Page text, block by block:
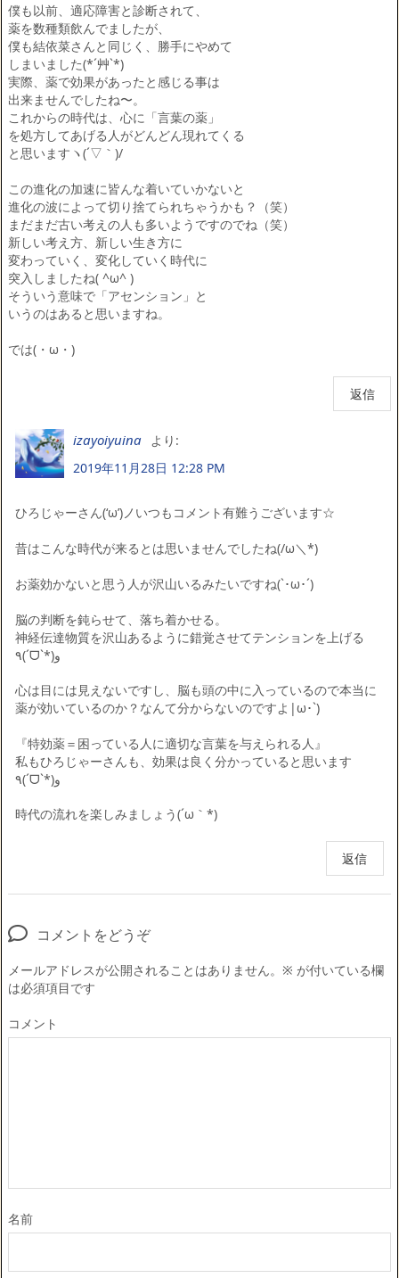
僕も以前、適応障害と診断されて、
薬を数種類飲んでましたが、
僕も結依菜さんと同じく、勝手にやめて
しまいました(*´艸`*)
実際、薬で効果があったと感じる事は
出来ませんでしたね〜。
これからの時代は、心に「言葉の薬」
を処方してあげる人がどんどん現れてくる
と思いますヽ(´▽｀)/
この進化の加速に皆んな着いていかないと
進化の波によって切り捨てられちゃうかも？（笑）
まだまだ古い考えの人も多いようですのでね（笑）
新しい考え方、新しい生き方に
変わっていく、変化していく時代に
突入しましたね( ^ω^ )
そういう意味で「アセンション」と
いうのはあると思いますね。
では(・ω・)ゞ
返信
izayoiyuina
より:
2019年11月28日 12:28 PM
ひろじゃーさん(‘ω’)ノいつもコメント有難うございます☆
昔はこんな時代が来るとは思いませんでしたね(/ω＼*)
お薬効かないと思う人が沢山いるみたいですね(`･ω･´)ゞ
脳の判断を鈍らせて、落ち着かせる。
神経伝達物質を沢山あるように錯覚させてテンションを上げる
٩(ˊᗜˋ*)و
心は目には見えないですし、脳も頭の中に入っているので本当に
薬が効いているのか？なんて分からないのですよ|ω･`)
『特効薬＝困っている人に適切な言葉を与えられる人』
私もひろじゃーさんも、効果は良く分かっていると思います
٩(ˊᗜˋ*)و
時代の流れを楽しみましょう(´ω｀*)
返信
コメントをどうぞ
メールアドレスが公開されることはありません。 ※ が付いている欄
は必須項目です
コメント
名前